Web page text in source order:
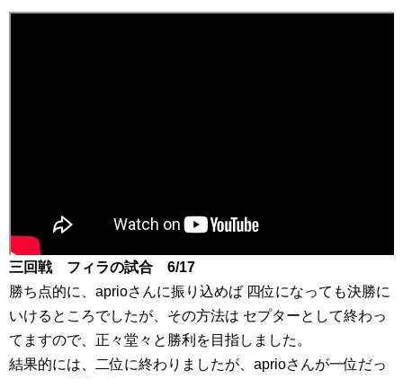
三回戦 フィラの試合 6/17
勝ち点的に、aprioさんに振り込めば 四位になっても決勝に
いけるところでしたが、その方法は セプターとして終わっ
てますので、正々堂々と勝利を目指しました。
結果的には、二位に終わりましたが、aprioさんが一位だっ